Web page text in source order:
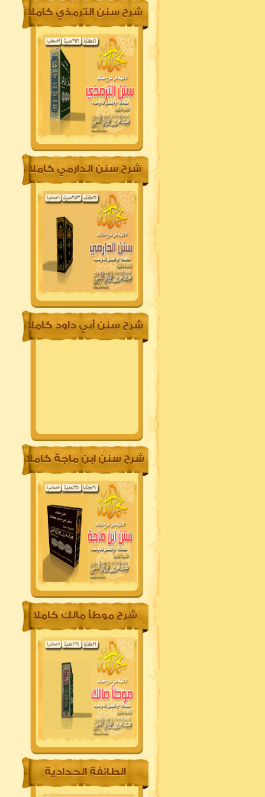
شرح سنن الترمذي كاملا
شرح سنن الدارمي كاملا
شرح سنن أبي داود كاملا
شرح سنن ابن ماجة كاملا
شرح موطأ مالك كاملا
الطائفة الحدادية